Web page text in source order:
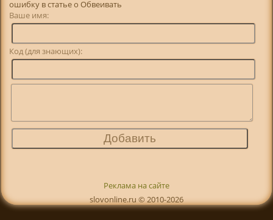
ошибку в статье о Обвеивать
Ваше имя:
Код (для знающих):
Реклама на сайте
slovonline.ru © 2010-2026